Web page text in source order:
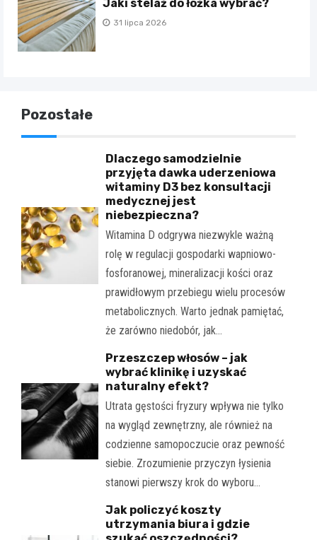
Jaki stelaż do łóżka wybrać?
31 lipca 2026
Pozostałe
Dlaczego samodzielnie
przyjęta dawka uderzeniowa
witaminy D3 bez konsultacji
medycznej jest
niebezpieczna?
Witamina D odgrywa niezwykle ważną
rolę w regulacji gospodarki wapniowo-
fosforanowej, mineralizacji kości oraz
prawidłowym przebiegu wielu procesów
metabolicznych. Warto jednak pamiętać,
że zarówno niedobór, jak…
Przeszczep włosów – jak
wybrać klinikę i uzyskać
naturalny efekt?
Utrata gęstości fryzury wpływa nie tylko
na wygląd zewnętrzny, ale również na
codzienne samopoczucie oraz pewność
siebie. Zrozumienie przyczyn łysienia
stanowi pierwszy krok do wyboru…
Jak policzyć koszty
utrzymania biura i gdzie